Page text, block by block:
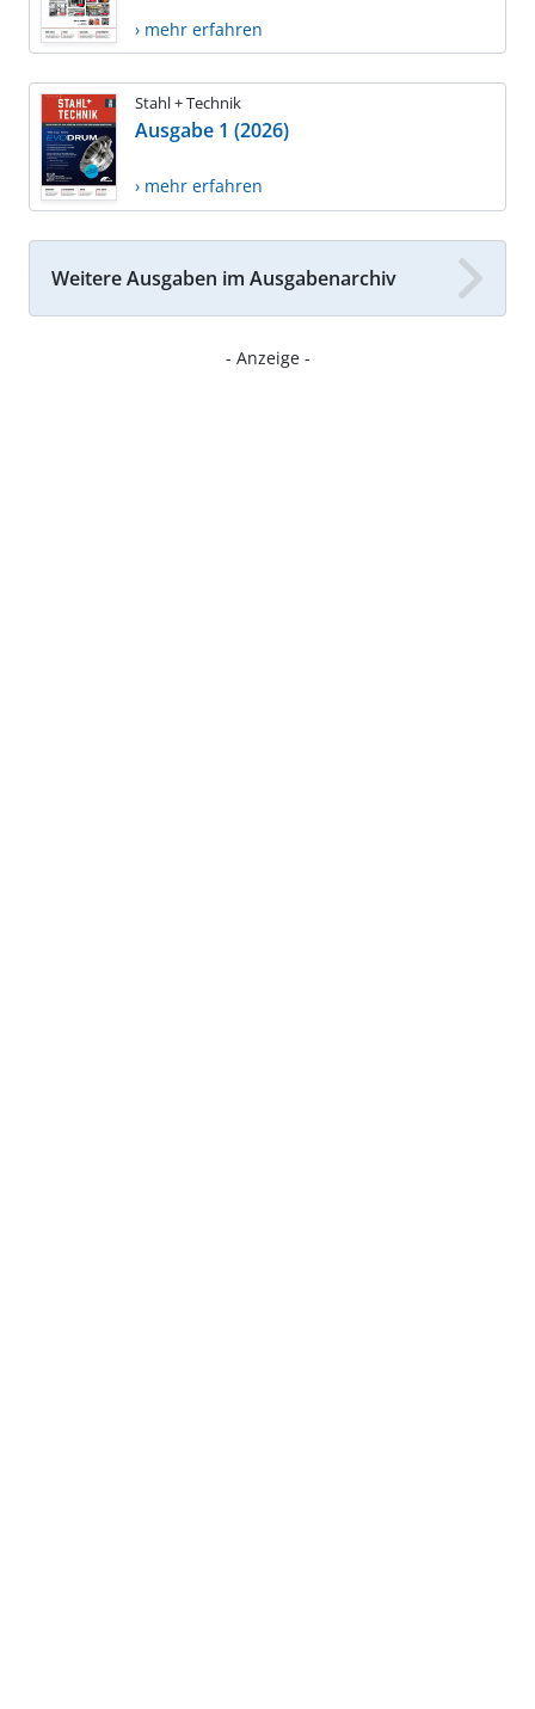
› mehr erfahren
Stahl + Technik
Ausgabe 1 (2026)
› mehr erfahren
Weitere Ausgaben im Ausgabenarchiv
- Anzeige -